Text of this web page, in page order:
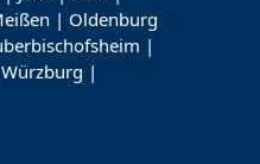
| Oldenburg
|
Würzburg |